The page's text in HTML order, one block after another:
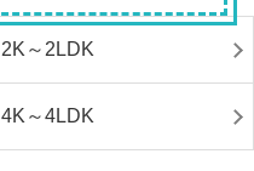
2K～2LDK
4K～4LDK